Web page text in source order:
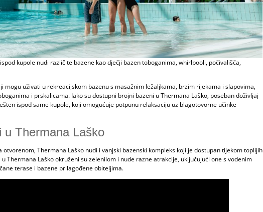
kupole nudi različite bazene kao dječji bazen toboganima, whirlpooli, počivališča,
mogu uživati u rekreacijskom bazenu s masažnim ležaljkama, brzim rijekama i slapovima,
i prskalicama. Iako su dostupni brojni bazeni u Thermana Laško, poseban doživljaj
ispod same kupole, koji omogućuje potpunu relaksaciju uz blagotovorne učinke
u Thermana Laško
otvorenom, Thermana Laško nudi i vanjski bazenski kompleks koji je dostupan tijekom toplijih
u Thermana Laško okruženi su zelenilom i nude razne atrakcije, uključujući one s vodenim
terase i bazene prilagođene obiteljima.